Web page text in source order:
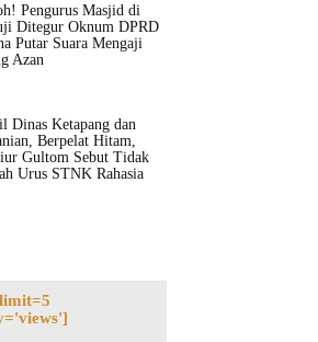
Pengurus Masjid di
Ditegur Oknum DPRD
Putar Suara Mengaji
Azan
Dinas Ketapang dan
Berpelat Hitam,
Gultom Sebut Tidak
Urus STNK Rahasia